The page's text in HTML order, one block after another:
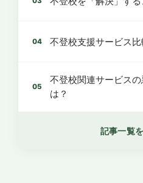
04 不登校支援サービス比
05
不登校関連サービス
は？
記事一覧